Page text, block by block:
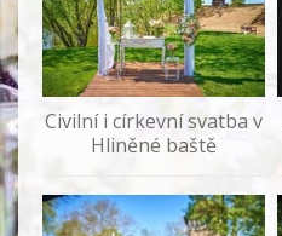
Civilní i církevní svatba v
Hliněné baště